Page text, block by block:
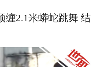
缠2.1米蟒蛇跳舞 结